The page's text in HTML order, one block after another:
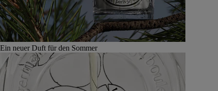
Ein neuer Duft für den Sommer